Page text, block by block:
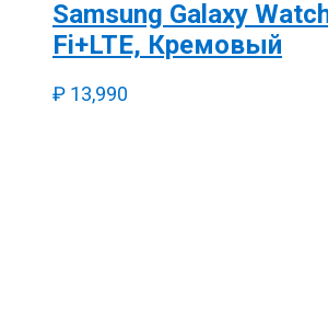
Samsung Galaxy
Fi+LTE, Кремовый
₽ 13,990